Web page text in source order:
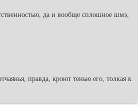
да и вообще сплошное шмэ,
правда, кроют тенью его, толкая к